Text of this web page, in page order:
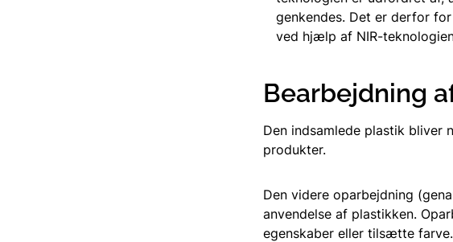
genkendes. Det er derfor
ved hjælp af NIR-
Bearbejdning
Den indsamlede plastik bliver
produkter.
Den videre oparbejdning
anvendelse af plastikken.
egenskaber eller tilsætte farve.